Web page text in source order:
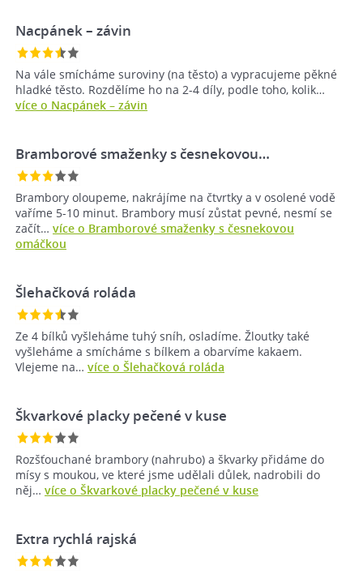
Nacpánek – závin
Na vále smícháme suroviny (na těsto) a vypracujeme pěkné
hladké těsto. Rozdělíme ho na 2-4 díly, podle toho, kolik…
více o Nacpánek – závin
Bramborové smaženky s česnekovou…
Brambory oloupeme, nakrájíme na čtvrtky a v osolené vodě
vaříme 5-10 minut. Brambory musí zůstat pevné, nesmí se
začít… více o Bramborové smaženky s česnekovou
omáčkou
Šlehačková roláda
Ze 4 bílků vyšleháme tuhý sníh, osladíme. Žloutky také
vyšleháme a smícháme s bílkem a obarvíme kakaem.
Vlejeme na… více o Šlehačková roláda
Škvarkové placky pečené v kuse
Rozšťouchané brambory (nahrubo) a škvarky přidáme do
mísy s moukou, ve které jsme udělali důlek, nadrobili do
něj… více o Škvarkové placky pečené v kuse
Extra rychlá rajská